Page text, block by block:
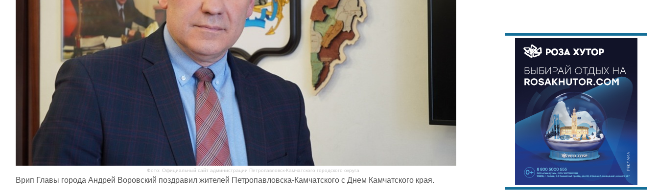
Фото: Официальный сайт администрации Петропавловск-Камчатского городского округа
Врип Главы города Андрей Воровский поздравил жителей Петропавловска-Камчатского с Днем Камчатского края.